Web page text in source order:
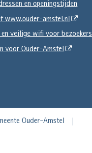
en openingstijden
www.ouder-amstel.nl
en veilige wifi voor bezoekers
voor Ouder-Amstel
Ouder-Amstel